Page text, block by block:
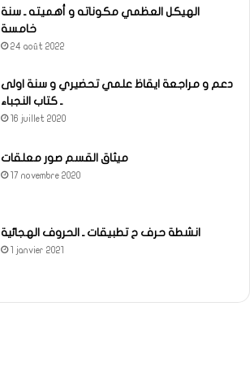
الهيكل العظمي مكوناته و أهميته ـ سنة
خامسة
24 août 2022
دعم و مراجعة ايقاظ علمي تحضيري و سنة اولى
ـ كتاب النجباء
16 juillet 2020
ميثاق القسم صور معلقات
17 novembre 2020
انشطة حرف ح تطبيقات ـ الحروف الهجائية
1 janvier 2021